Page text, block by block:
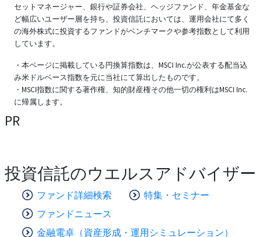
セットマネージャー、銀行や証券会社、ヘッジファンド、年金基金な
ど幅広いユーザー層を持ち、投資信託においては、運用会社にて多く
の海外株式に投資するファンドがベンチマークや参考指数として利用
しています。
・本ページに掲載している円換算指数は、MSCI Inc.が公表する配当込
み米ドルベース指数を元に当社にて算出したものです。
・MSCI指数に関する著作権、知的財産権その他一切の権利はMSCI Inc.
に帰属します。
PR
投資信託のウエルスアドバイザー
ファンド詳細検索
特集・セミナー
ファンドニュース
金融電卓（資産形成・運用シミュレーション）